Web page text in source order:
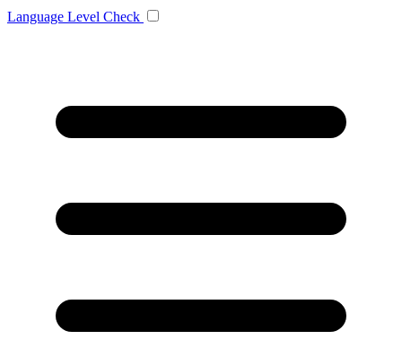
Language Level Check